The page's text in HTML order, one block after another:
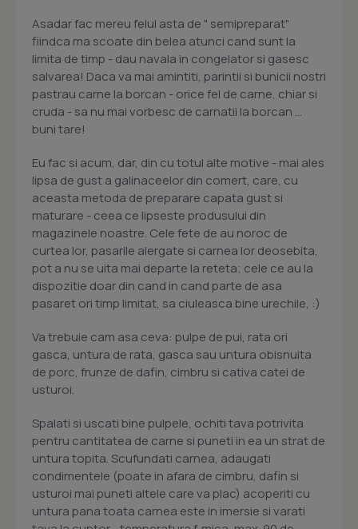
Asadar fac mereu felul asta de " semipreparat"
fiindca ma scoate din belea atunci cand sunt la
limita de timp - dau navala in congelator si gasesc
salvarea! Daca va mai amintiti, parintii si bunicii nostri
pastrau carne la borcan - orice fel de carne, chiar si
cruda - sa nu mai vorbesc de carnatii la borcan ...
buni tare!
Eu fac si acum, dar, din cu totul alte motive - mai ales
lipsa de gust a galinaceelor din comert, care, cu
aceasta metoda de preparare capata gust si
maturare - ceea ce lipseste produsului din
magazinele noastre. Cele fete de au noroc de
curtea lor, pasarile alergate si carnea lor deosebita,
pot a nu se uita mai departe la reteta; cele ce au la
dispozitie doar din cand in cand parte de asa
pasaret ori timp limitat, sa ciuleasca bine urechile, :)
Va trebuie cam asa ceva: pulpe de pui, rata ori
gasca, untura de rata, gasca sau untura obisnuita
de porc, frunze de dafin, cimbru si cativa catei de
usturoi.
Spalati si uscati bine pulpele, ochiti tava potrivita
pentru cantitatea de carne si puneti in ea un strat de
untura topita. Scufundati carnea, adaugati
condimentele (poate in afara de cimbru, dafin si
usturoi mai puneti altele care va plac) acoperiti cu
untura pana toata carnea este in imersie si varati